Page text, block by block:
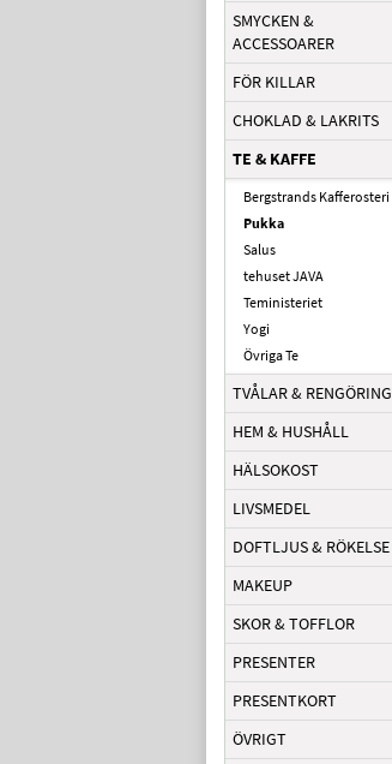
SMYCKEN &
ACCESSOARER
FÖR KILLAR
CHOKLAD & LAKRITS
TE & KAFFE
Bergstrands Kafferosteri
Pukka
Salus
tehuset JAVA
Teministeriet
Yogi
Övriga Te
TVÅLAR & RENGÖRING
HEM & HUSHÅLL
HÄLSOKOST
LIVSMEDEL
DOFTLJUS & RÖKELSE
MAKEUP
SKOR & TOFFLOR
PRESENTER
PRESENTKORT
ÖVRIGT